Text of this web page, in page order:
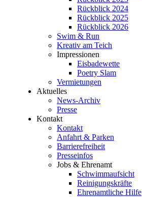
Rückblick 2024
Rückblick 2025
Rückblick 2026
Swim & Run
Kreativ am Teich
Impressionen
Eisbadewette
Poetry Slam
Vermietungen
Aktuelles
News-Archiv
Presse
Kontakt
Kontakt
Anfahrt & Parken
Barrierefreiheit
Presseinfos
Jobs & Ehrenamt
Schwimmaufsicht
Reinigungskräfte
Ehrenamtliche Hilfe